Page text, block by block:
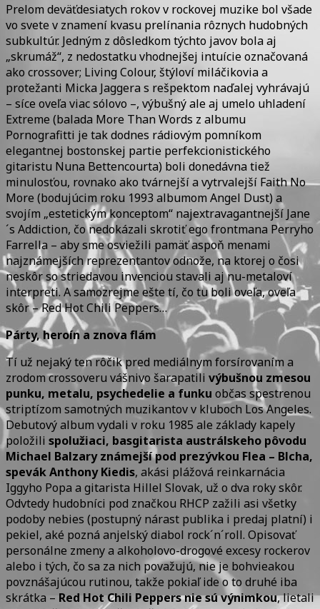
Prelom deväťdesiatych rokov v rockovej muzike bol všade
vo svete v znamení kvasu prelínania rôznych hudobných
subkultúr. Jedným z dôsledkom týchto javov bola aj
„skrumáž“, z nedostatku vhodnejšej intuície označovaná
ako crossover; Living Colour, štýloví miláčikovia a
protežanti Micka Jaggera s rešpektom naďalej vyhrávajú
– síce oveľa viac sólovo –, výbušný ale aj umelo uhladení
Extreme (balada More Than Words z albumu
Pornografitti je tak dodnes rádiovým pomníkom
elegantnej bostonskej partie perfekcionistického
gitaristu Nuna Bettencourta) boli donedávna tiež
minulosťou, rovnako ako tvárnejší a vytrvalejší Faith No
More (bodujúcim roku 1993 albumom Angel Dust) a
svojím „estetickým konceptom“ najextravagantnejší Jane
´s Addiction, čo nedokázali skrotiť ego frontmana Perryho
Farrella – aby sme osviežili pamäť aspoň menami
najznámejších reprezentantov odnože, na ktorej o čosi
neskôr so striedavou invenciou stavali aj nu-metaloví
interpreti. A samozrejme ešte tí, čo tu boli oveľa, oveľa
skôr – Red Hot Chili Peppers…
Párty, heroín a znova flám
Tí už nejaký ten rôčik pred mediálnym forsírovaním a
zrodom crossoveru vášnivo šarapatili výbušnou zmesou
punku, metalu, psychedelie a funku občas spestrenou
striptízom samotných muzikantov v kluboch Los Angeles.
Debutový album vydali v roku 1985 ale základy kapely
položili spolužiaci, basgitarista austrálskeho pôvodu
Michael Balzary známejší pod prezývkou Flea – Blcha,
spevák Anthony Kiedis, akási plážová reinkarnácia
Iggyho Popa a gitarista Hillel Slovak, už o dva roky skôr.
Odvtedy hudobníci pod značkou RHCP zažili asi všetky
podoby nebies (postupný nárast publika i predaj platní) i
pekiel, aké pozná anjelský diabol rock´n´roll. Opisovať
personálne zmeny a alkoholovo-drogové excesy rockerov
alebo i tých, čo sa za nich považujú, nie je bohvieakou
povznášajúcou rutinou, takže pokiaľ ide o to druhé iba
skrátka – Red Hot Chili Peppers nie sú výnimkou, lietali